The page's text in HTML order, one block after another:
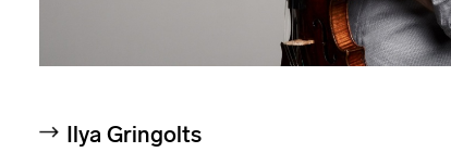
Ilya Gringolts